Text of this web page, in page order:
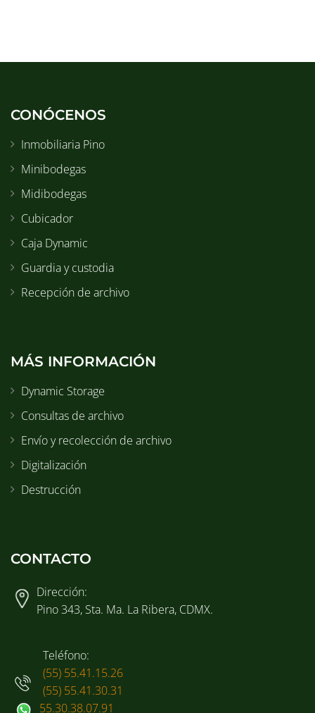
CONÓCENOS
Inmobiliaria Pino
Minibodegas
Midibodegas
Cubicador
Caja Dynamic
Guardia y custodia
Recepción de archivo
MÁS INFORMACIÓN
Dynamic Storage
Consultas de archivo
Envío y recolección de archivo
Digitalización
Destrucción
CONTACTO
Dirección:
Pino 343, Sta. Ma. La Ribera, CDMX.
Teléfono:
(55) 55.41.15.26
(55) 55.41.30.31
55.30.38.07.91